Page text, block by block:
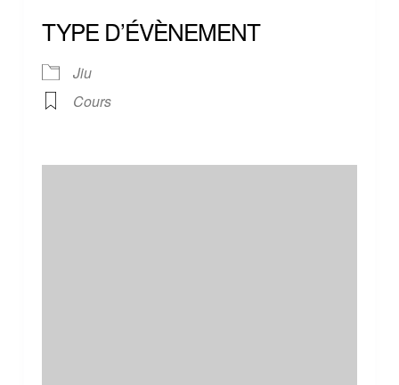
TYPE D’ÉVÈNEMENT
Jiu
Cours